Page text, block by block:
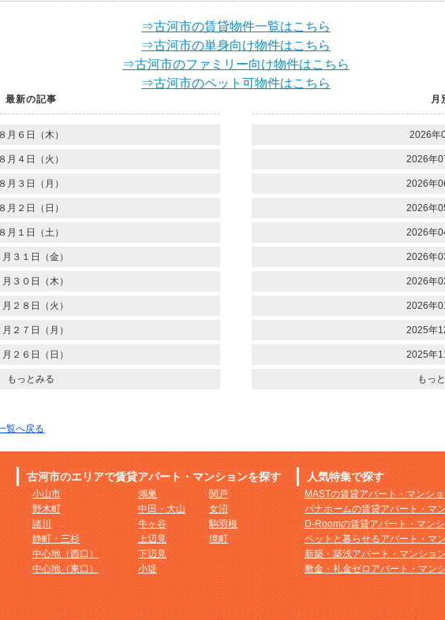
⇒古河市の賃貸物件一覧はこちら
⇒古河市の単身向け物件はこちら
⇒古河市のファミリー向け物件はこちら
⇒古河市のペット可物件はこちら
最新の記事
８月６日（木）
８月４日（火）
８月３日（月）
８月２日（日）
８月１日（土）
月３１日（金）
月３０日（木）
月２８日（火）
月２７日（月）
月２６日（日）
もっとみる
月
2026年
2026年
2026年
2026年
2026年
2026年
2026年
2026年
2025年
2025年
もっ
覧へ戻る
古河市のエリアで賃貸アパート・マンションを探す
小山市
野木町
諸川
静町・三杉
中心地（西口）
中心地（東口）
鴻巣
中田・大山
牛ヶ谷
上辺見
下辺見
小堤
関戸
女沼
駒羽根
境町
人気特集で探す
MASTの賃貸アパート・マンシ
パナホームの賃貸アパート・マ
D-Roomの賃貸アパート・マン
ペットと暮らせるアパート・マ
新築・築浅アパート・マンショ
敷金・礼金ゼロアパート・マン